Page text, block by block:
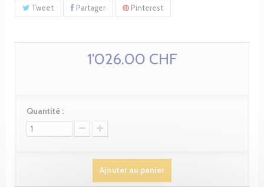
Tweet Partager Pinterest
1'026.00 CHF
Quantité :
Ajouter au panier